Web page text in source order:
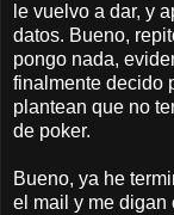
le vuelvo a dar, y
datos. Bueno,
pongo nada,
finalmente decido
plantean que no
de poker.
Bueno, ya he
el mail y me digan